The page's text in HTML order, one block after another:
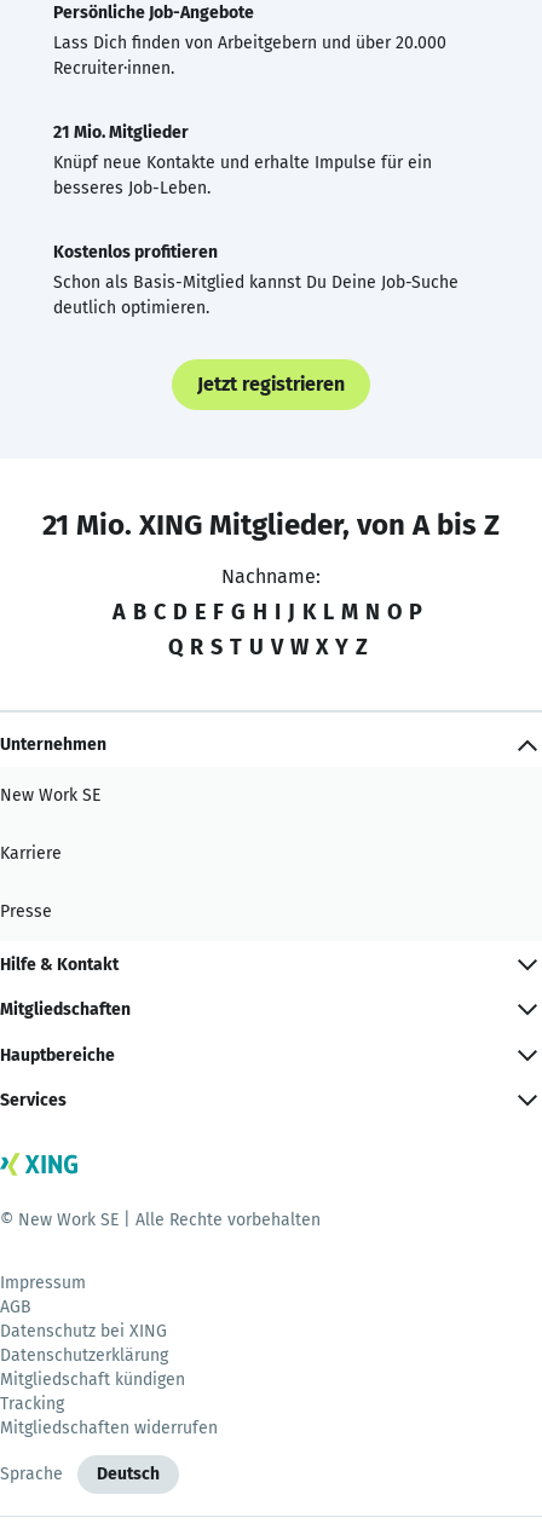
Persönliche Job-Angebote
Lass Dich finden von Arbeitgebern und über 20.000
Recruiter·innen.
21 Mio. Mitglieder
Knüpf neue Kontakte und erhalte Impulse für ein
besseres Job-Leben.
Kostenlos profitieren
Schon als Basis-Mitglied kannst Du Deine Job-Suche
deutlich optimieren.
Jetzt registrieren
21 Mio. XING Mitglieder, von A bis Z
Nachname:
A B C D E F G H I J K L M N O P
Q R S T U V W X Y Z
Unternehmen
New Work SE
Karriere
Presse
Hilfe & Kontakt
Mitgliedschaften
Hauptbereiche
Services
© New Work SE | Alle Rechte vorbehalten
Impressum
AGB
Datenschutz bei XING
Datenschutzerklärung
Mitgliedschaft kündigen
Tracking
Mitgliedschaften widerrufen
Sprache Deutsch